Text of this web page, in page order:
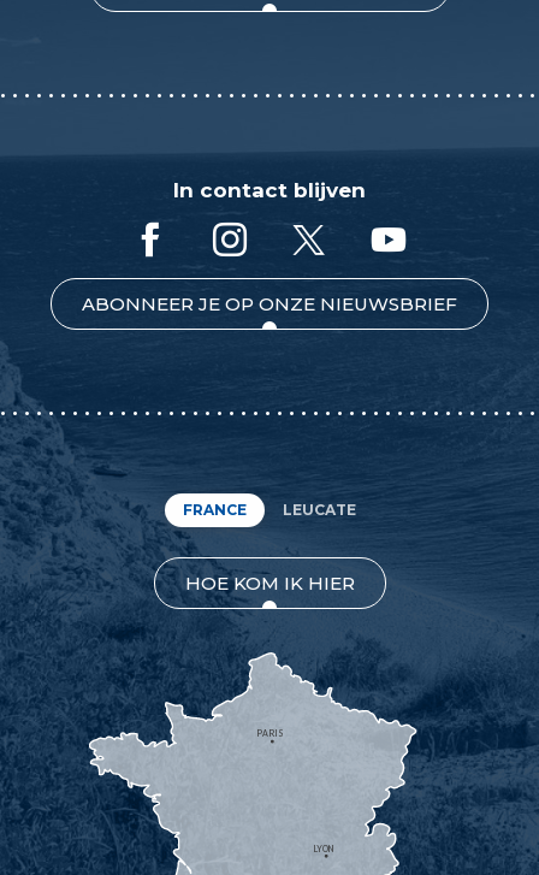
In contact blijven
ABONNEER JE OP ONZE NIEUWSBRIEF
FRANCE LEUCATE
HOE KOM IK HIER
LYON
PARIS